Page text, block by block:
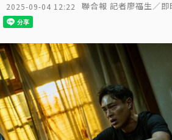
2025-09-04 12:22 聯合報 記者廖福生／即